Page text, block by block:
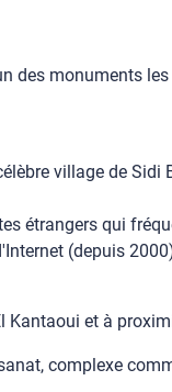
des monuments
village de Sidi
étrangers qui
(depuis
Kantaoui et à
complexe